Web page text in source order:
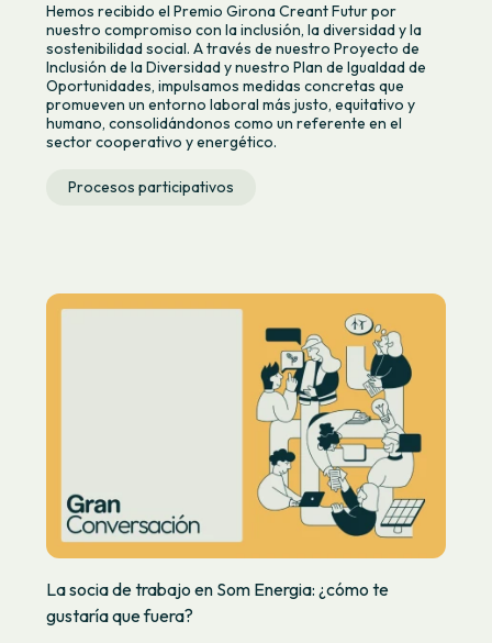
Hemos recibido el Premio Girona Creant Futur por
nuestro compromiso con la inclusión, la diversidad y la
sostenibilidad social. A través de nuestro Proyecto de
Inclusión de la Diversidad y nuestro Plan de Igualdad de
Oportunidades, impulsamos medidas concretas que
promueven un entorno laboral más justo, equitativo y
humano, consolidándonos como un referente en el
sector cooperativo y energético.
Procesos participativos
La socia de trabajo en Som Energia: ¿cómo te
gustaría que fuera?